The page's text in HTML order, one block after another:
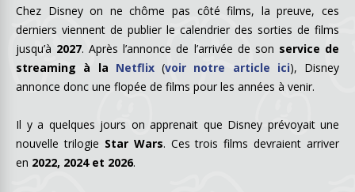
Chez Disney on ne chôme pas côté films, la preuve, ces
derniers viennent de publier le calendrier des sorties de films
jusqu’à 2027. Après l’annonce de l’arrivée de son service de
streaming à la Netflix(voir notre article ici), Disney
annonce donc une flopée de films pour les années à venir.
Il y a quelques jours on apprenait que Disney prévoyait une
nouvelle trilogie Star Wars. Ces trois films devraient arriver
en 2022, 2024 et 2026.